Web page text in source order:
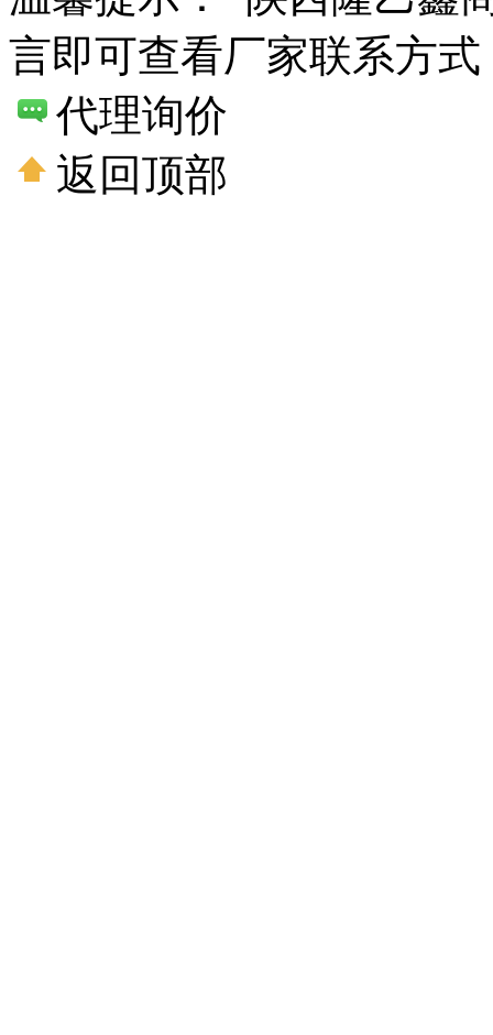
言即可查看厂家联系方
代理询价
返回顶部